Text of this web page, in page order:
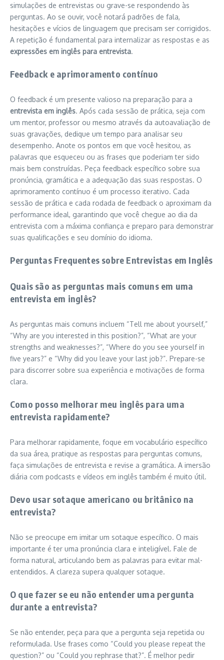
simulações de entrevistas ou grave-se respondendo às
perguntas. Ao se ouvir, você notará padrões de fala,
hesitações e vícios de linguagem que precisam ser corrigidos.
A repetição é fundamental para internalizar as respostas e as
expressões em inglês para entrevista.
Feedback e aprimoramento contínuo
O feedback é um presente valioso na preparação para a
entrevista em inglês. Após cada sessão de prática, seja com
um mentor, professor ou mesmo através da autoavaliação de
suas gravações, dedique um tempo para analisar seu
desempenho. Anote os pontos em que você hesitou, as
palavras que esqueceu ou as frases que poderiam ter sido
mais bem construídas. Peça feedback específico sobre sua
pronúncia, gramática e a adequação das suas respostas. O
aprimoramento contínuo é um processo iterativo. Cada
sessão de prática e cada rodada de feedback o aproximam da
performance ideal, garantindo que você chegue ao dia da
entrevista com a máxima confiança e preparo para demonstrar
suas qualificações e seu domínio do idioma.
Perguntas Frequentes sobre Entrevistas em Inglês
Quais são as perguntas mais comuns em uma
entrevista em inglês?
As perguntas mais comuns incluem “Tell me about yourself,”
“Why are you interested in this position?”, “What are your
strengths and weaknesses?”, “Where do you see yourself in
five years?” e “Why did you leave your last job?”. Prepare-se
para discorrer sobre sua experiência e motivações de forma
clara.
Como posso melhorar meu inglês para uma
entrevista rapidamente?
Para melhorar rapidamente, foque em vocabulário específico
da sua área, pratique as respostas para perguntas comuns,
faça simulações de entrevista e revise a gramática. A imersão
diária com podcasts e vídeos em inglês também é muito útil.
Devo usar sotaque americano ou britânico na
entrevista?
Não se preocupe em imitar um sotaque específico. O mais
importante é ter uma pronúncia clara e inteligível. Fale de
forma natural, articulando bem as palavras para evitar mal-
entendidos. A clareza supera qualquer sotaque.
O que fazer se eu não entender uma pergunta
durante a entrevista?
Se não entender, peça para que a pergunta seja repetida ou
reformulada. Use frases como “Could you please repeat the
question?” ou “Could you rephrase that?”. É melhor pedir